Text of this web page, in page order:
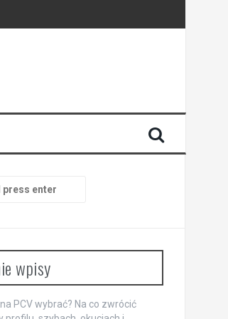
wpisy
PCV wybrać? Na co zwrócić